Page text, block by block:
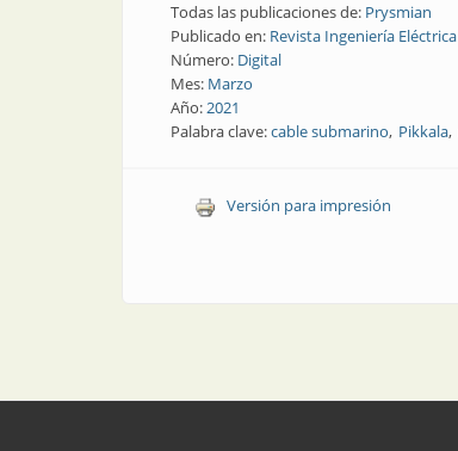
Todas las publicaciones de: Prysmian
Publicado en: Revista Ingeniería Eléctrica
Número: Digital
Mes: Marzo
Año:2021
Palabra clave:cable submarino Pikkala
Versión para impresión